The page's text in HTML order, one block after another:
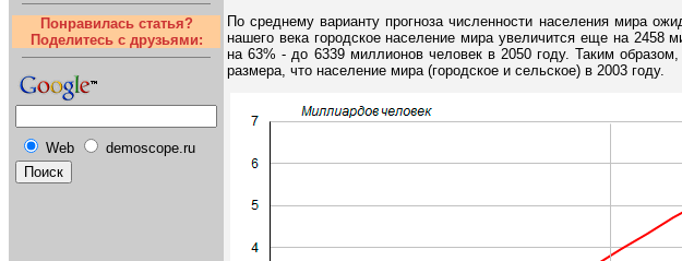
Понравилась статья?
Поделитесь с друзьями:
Web demoscope.ru
По среднему варианту прогноза численности населения мира
нашего века городское население мира увеличится еще на 2458
на 63% - до 6339 миллионов человек в 2050 году. Таким образом,
размера, что население мира (городское и сельское) в 2003 году.